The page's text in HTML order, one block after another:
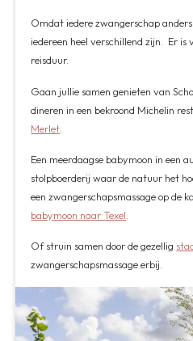
Omdat iedere zwangerschap
iedereen heel verschillend zijn. Er is
reisduur.
Gaan jullie samen genieten van
dineren in een bekroond Michelin
Merlet
Een meerdaagse babymoon in een
stolpboerderij waar de natuur het
een zwangerschapsmassage op de
babymoon naar Texel
Of struin samen door de gezellig
zwangerschapsmassage erbij.